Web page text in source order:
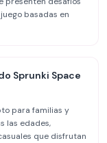
basadas en
Sprunki Space
para familias y
las edades,
que disfrutan